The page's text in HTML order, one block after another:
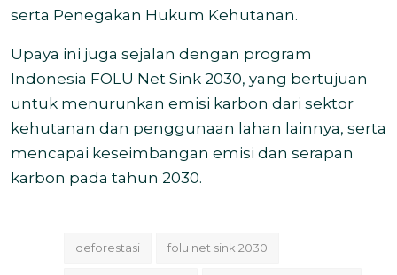
serta Penegakan Hukum Kehutanan.
Upaya ini juga sejalan dengan program
Indonesia FOLU Net Sink 2030, yang bertujuan
untuk menurunkan emisi karbon dari sektor
kehutanan dan penggunaan lahan lainnya, serta
mencapai keseimbangan emisi dan serapan
karbon pada tahun 2030.
deforestasi folu net sink 2030